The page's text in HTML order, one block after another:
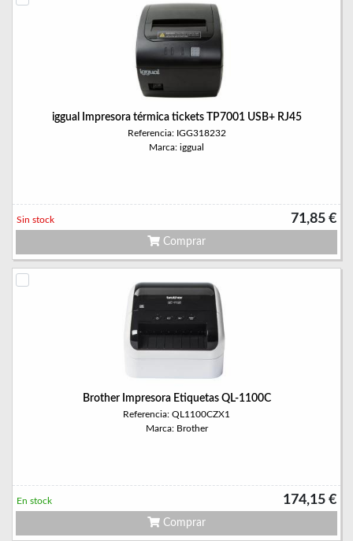
iggual Impresora térmica tickets TP7001 USB+ RJ45
Referencia: IGG318232
Marca: iggual
71,85 €
Sin stock
Comprar
Brother Impresora Etiquetas QL-1100C
Referencia: QL1100CZX1
Marca: Brother
174,15 €
En stock
Comprar